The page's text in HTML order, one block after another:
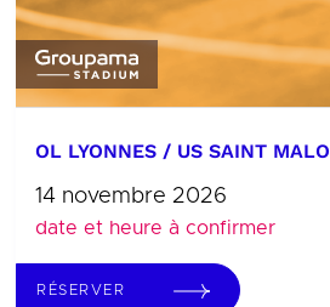
OL LYONNES / US SAINT MALO
14 novembre 2026
date et heure à confirmer
RÉSERVER